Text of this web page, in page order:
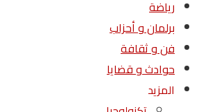
رياضة
برلمان و أحزاب
فن و ثقافة
حوادث و قضايا
المزيد